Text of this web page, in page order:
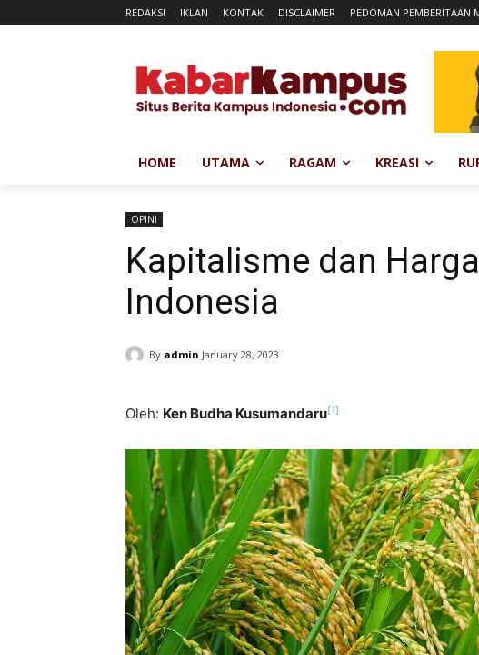
REDAKSI IKLAN KONTAK DISCLAIMER PEDOMAN PEMBERITAAN
HOME UTAMA RAGAM KREASI
OPINI
Kapitalisme dan
Indonesia
By admin January 28, 2023
Oleh: Ken Budha Kusumandaru[1]